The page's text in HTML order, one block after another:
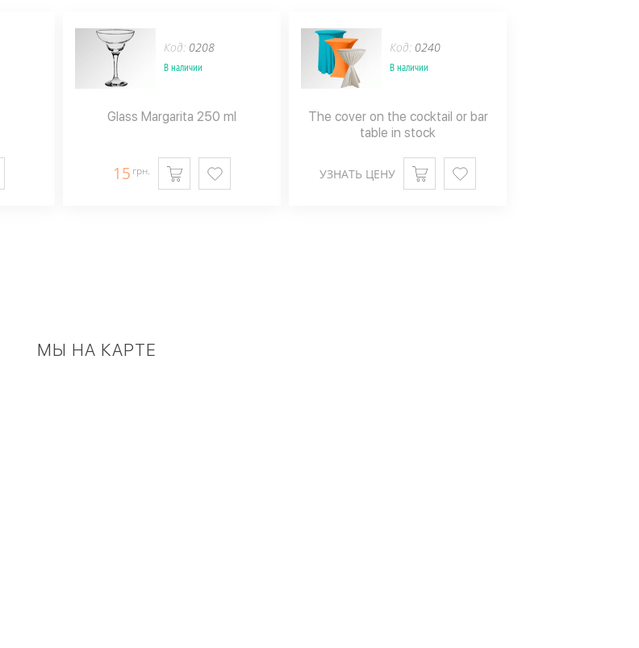
Код: 0208
В наличии
Glass Margarita 250 ml
15 грн.
Код: 0240
В наличии
The cover on the cocktail or bar
table in stock
УЗНАТЬ ЦЕНУ
МЫ НА КАРТЕ